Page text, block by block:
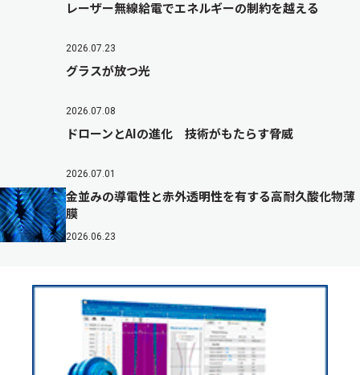
レーザー無線給電でエネルギーの制約を越える
2026.07.23
グラスが放つ光
2026.07.08
ドローンとAIの進化 技術がもたらす脅威
2026.07.01
金並みの導電性と赤外透明性を有する高耐久酸化物薄
膜
2026.06.23